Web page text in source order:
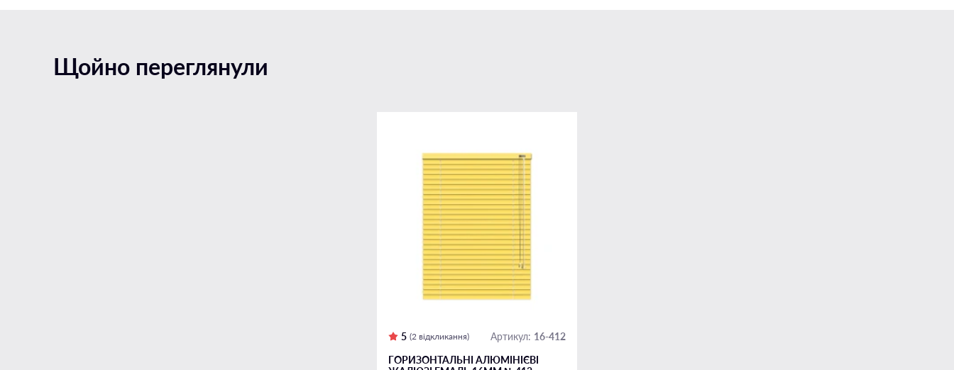
Щойно переглянули
5 (2 відкликання) Артикул: 16-412
ГОРИЗОНТАЛЬНІ АЛЮМІНІЄВІ